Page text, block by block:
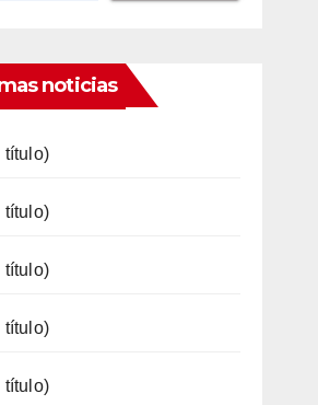
noticias
título)
título)
título)
título)
título)